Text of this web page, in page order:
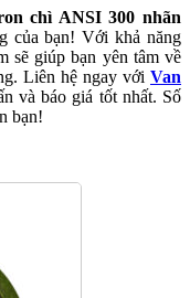
chì ANSI 300 nhãn
của bạn! Với khả năng
sẽ giúp bạn yên tâm về
Liên hệ ngay với Van
và báo giá tốt nhất. Số
bạn!